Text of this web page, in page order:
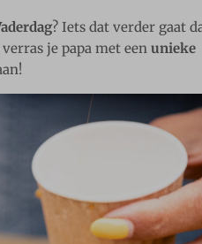
? Iets dat verder gaat
verras je papa met een unieke